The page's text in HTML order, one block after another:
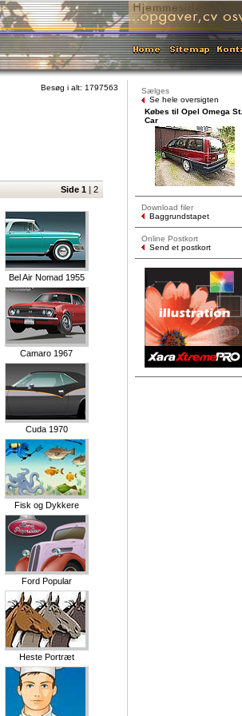
Besøg i alt: 1797563
Side 1| 2
Bel Air Nomad 1955
Camaro 1967
Cuda 1970
Fisk og Dykkere
Ford Popular
Heste Portræt
Sælges
Se hele oversigten
Købes til Opel Omega St.
Car
Download filer
Baggrundstapet
Online Postkort
Send et postkort